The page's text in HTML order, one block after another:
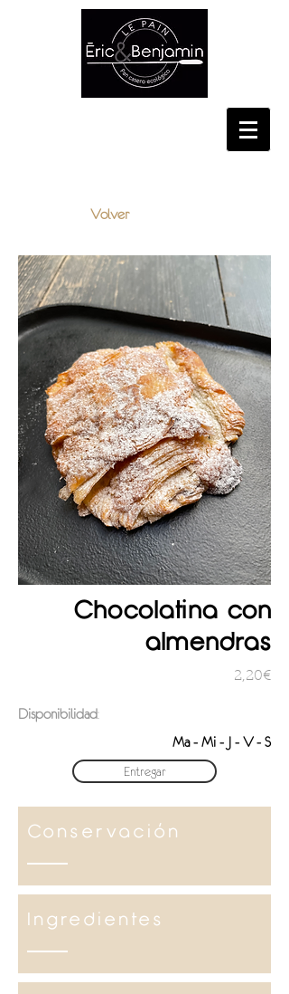
Volver
Chocolatina con
almendras
2,20€
Disponibilidad:
Ma - Mi - J - V - S
Entregar
Conservación
Ingredientes